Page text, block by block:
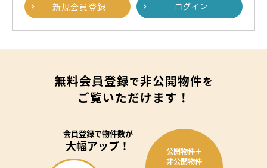
新規会員登録 ログイン
無料会員登録で非公開物件を
ご覧いただけます！
会員登録で物件数が
大幅アップ！
公開物件＋
非公開物件